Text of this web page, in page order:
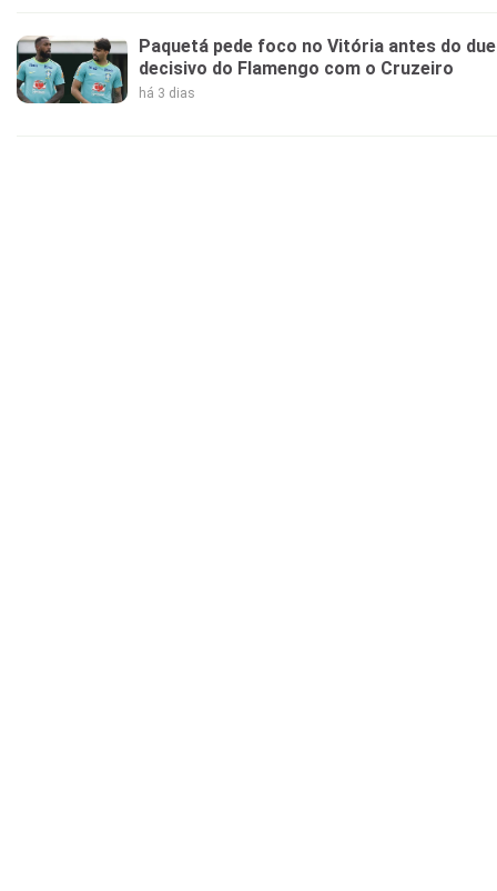
Paquetá pede foco no Vitória antes do
decisivo do Flamengo com o Cruzeiro
há 3 dias